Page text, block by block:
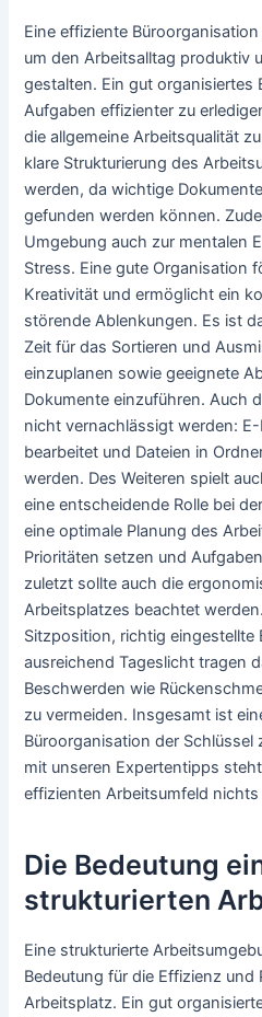
Eine effiziente
um den Arbeitsalltag produktiv
gestalten. Ein gut organisiertes
Aufgaben effizienter zu
die allgemeine Arbeitsqualität
klare Strukturierung des
werden, da wichtige
gefunden werden können.
Umgebung auch zur mentalen
Stress. Eine gute Organisation
Kreativität und ermöglicht ein
störende Ablenkungen. Es ist
Zeit für das Sortieren und
einzuplanen sowie geeignete
Dokumente einzuführen. Auch
nicht vernachlässigt werden:
bearbeitet und Dateien in
werden. Des Weiteren spielt
eine entscheidende Rolle bei
eine optimale Planung des
Prioritäten setzen und
zuletzt sollte auch die
Arbeitsplatzes beachtet
Sitzposition, richtig eingestellte
ausreichend Tageslicht tragen
Beschwerden wie
zu vermeiden. Insgesamt ist
Büroorganisation der Schlüssel
mit unseren Expertentipps
effizienten Arbeitsumfeld nichts
Die Bedeutung
strukturierten
Eine strukturierte
Bedeutung für die Effizienz und
Arbeitsplatz. Ein gut